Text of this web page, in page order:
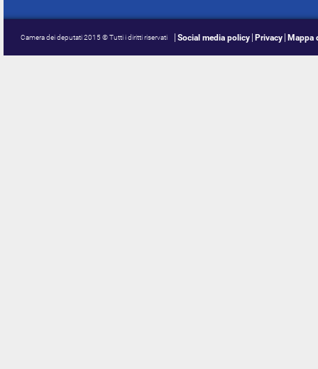
Camera dei deputati 2015 © Tutti i diritti riservati Social media policy Privacy Mappa